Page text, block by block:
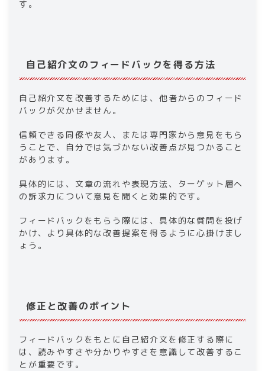
す。
自己紹介文のフィードバックを得る方法​
​​自己紹介文を改善するためには、他者からのフィード
バックが欠かせません。
信頼できる同僚や友人、または​​専門家​​から意見をもら
うことで、自分では気づかない改善点が見つかること
があります。
具体的には、文章の流れや表現方法、ターゲット層へ
の訴求力について意見を聞くと効果的です。
フィードバックをもらう際には、具体的な質問を投げ
かけ、より具体的な改善提案を得るように心掛けまし
ょう。
修正と改善のポイント
​​フィードバックをもとに自己紹介文を修正する際に
は、読みやすさや分かりやすさを意識して改善するこ
とが重要です。